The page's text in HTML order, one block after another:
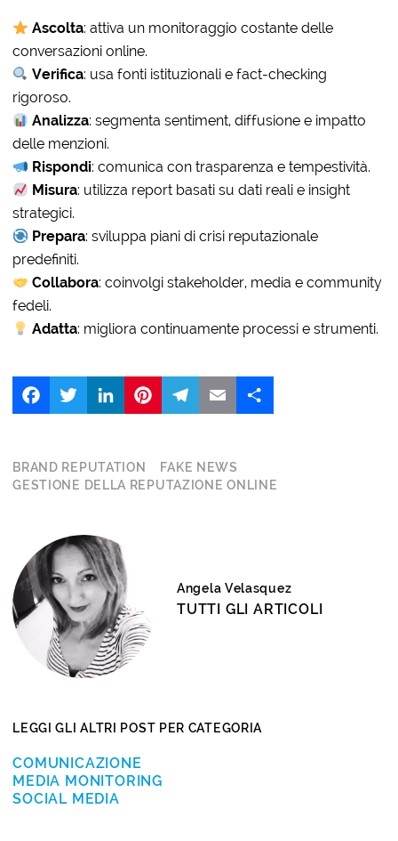
Ascolta: attiva un monitoraggio costante delle
conversazioni online.
Verifica: usa fonti istituzionali e fact-checking
rigoroso.
Analizza: segmenta sentiment, diffusione e impatto
delle menzioni.
Rispondi: comunica con trasparenza e tempestività.
Misura: utilizza report basati su dati reali e insight
strategici.
Prepara: sviluppa piani di crisi reputazionale
predefiniti.
Collabora: coinvolgi stakeholder, media e community
fedeli.
Adatta: migliora continuamente processi e strumenti.
FacebookTwitter LinkedIn
BRAND REPUTATION
FAKE NEWS
GESTIONE DELLA REPUTAZIONE ONLINE
Angela Velasquez
TUTTI GLI ARTICOLI
LEGGI GLI ALTRI POST PER CATEGORIA
COMUNICAZIONE
MEDIA MONITORING
SOCIAL MEDIA